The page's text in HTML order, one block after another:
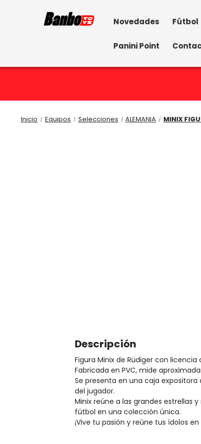
Novedades Fútbol
Panini Point
Inicio Equipos Selecciones ALEMANIA MINIX
Descripción
Figura Minix de Rüdiger con licencia
Fabricada en PVC, mide
Se presenta en una caja
del jugador.
Minix reúne a las grandes estrellas
fútbol en una colección única.
¡Vive tu pasión y reúne tus ídolos en